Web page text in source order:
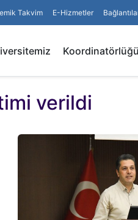
Takvim E-Hizmetler
verildi